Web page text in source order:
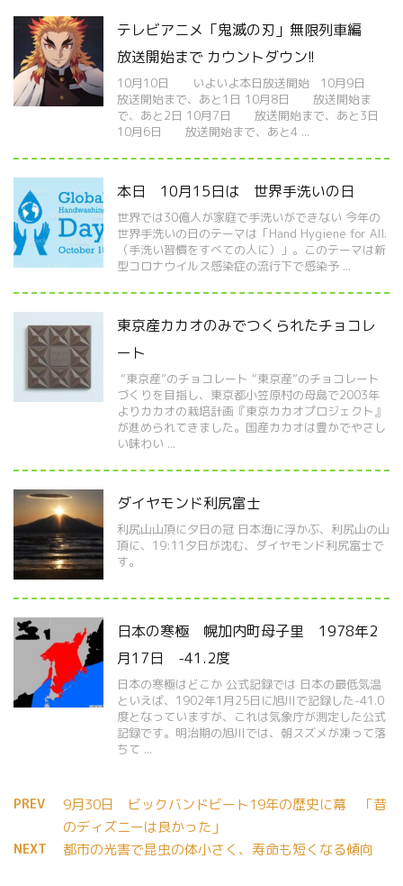
テレビアニメ「鬼滅の刃」無限列車編
放送開始まで カウントダウン!!
10月10日 いよいよ本日放送開始 10月9日
放送開始まで、あと1日 10月8日 放送開始ま
で、あと2日 10月7日 放送開始まで、あと3日
10月6日 放送開始まで、あと4 ...
本日 10月15日は 世界手洗いの日
世界では30億人が家庭で手洗いができない 今年の
世界手洗いの日のテーマは「Hand Hygiene for All.
（手洗い習慣をすべての人に）」。このテーマは新
型コロナウイルス感染症の流行下で感染予 ...
東京産カカオのみでつくられたチョコレ
ート
“東京産”のチョコレート “東京産”のチョコレート
づくりを目指し、東京都小笠原村の母島で2003年
よりカカオの栽培計画『東京カカオプロジェクト』
が進められてきました。国産カカオは豊かでやさし
い味わい ...
ダイヤモンド利尻富士
利尻山山頂に夕日の冠 日本海に浮かぶ、利尻山の山
頂に、19:11夕日が沈む、ダイヤモンド利尻富士で
す。
日本の寒極 幌加内町母子里 1978年2
月17日 -41.2度
日本の寒極はどこか 公式記録では 日本の最低気温
といえば、1902年1月25日に旭川で記録した-41.0
度となっていますが、これは気象庁が測定した公式
記録です。明治期の旭川では、朝スズメが凍って落
ちて ...
PREV
9月30日 ビックバンドビート19年の歴史に幕 「昔
のディズニーは良かった」
NEXT 都市の光害で昆虫の体小さく、寿命も短くなる傾向